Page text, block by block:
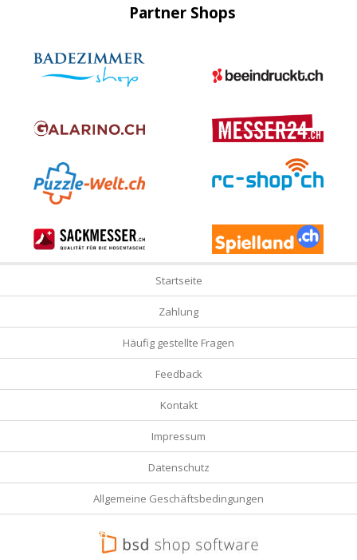
Partner Shops
Startseite
Zahlung
Häufig gestellte Fragen
Feedback
Kontakt
Impressum
Datenschutz
Allgemeine Geschäftsbedingungen